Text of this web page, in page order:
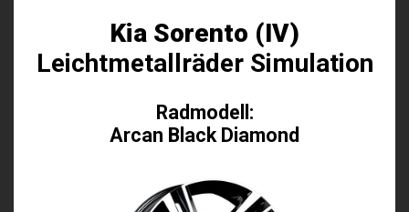
Kia Sorento (IV)
Leichtmetallräder Simulation
Radmodell:
Arcan Black Diamond